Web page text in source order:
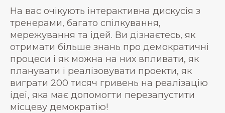
На вас очікують інтерактивна дискусія з
тренерами, багато спілкування,
мережування та ідей. Ви дізнаєтесь, як
отримати більше знань про демократичні
процеси і як можна на них впливати, як
планувати і реалізовувати проекти, як
виграти 200 тисяч гривень на реалізацію
ідеї, яка має допомогти перезапустити
місцеву демократію!